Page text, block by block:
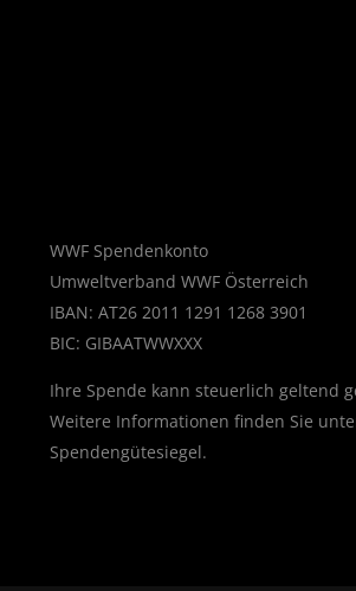
WWF Spendenkonto
Umweltverband WWF Österreich
IBAN: AT26 2011 1291 1268 3901
BIC: GIBAATWWXXX
Ihre Spende kann steuerlich geltend
Weitere Informationen finden Sie
Spendengütesiegel.